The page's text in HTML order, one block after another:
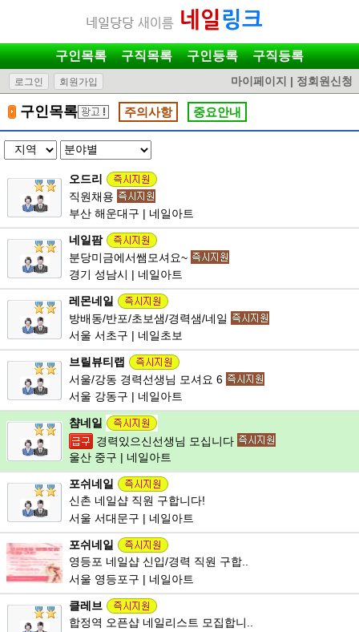
구인목록 구직목록 구인등록 구직등록
로그인 회원가입 마이페이지 | 정회원신청
구인목록 주의사항 중요안내
오드리
직원채용
부산 해운대구 | 네일아트
네일팜
분당미금에서쌤모셔요~
경기 성남시 | 네일아트
레몬네일
방배동/반포/초보샘/경력샘/네일
서울 서초구 | 네일초보
브릴뷰티랩
서울/강동 경력선생님 모셔요 6
서울 강동구 | 네일아트
챰네일
경력있으신선생님 모십니다
울산 중구 | 네일아트
포쉬네일
신촌 네일샵 직원 구합니다!
서울 서대문구 | 네일아트
포쉬네일
영등포 네일샵 신입/경력 직원 구합..
서울 영등포구 | 네일아트
클레브
합정역 오픈샵 네일리스트 모집합니..